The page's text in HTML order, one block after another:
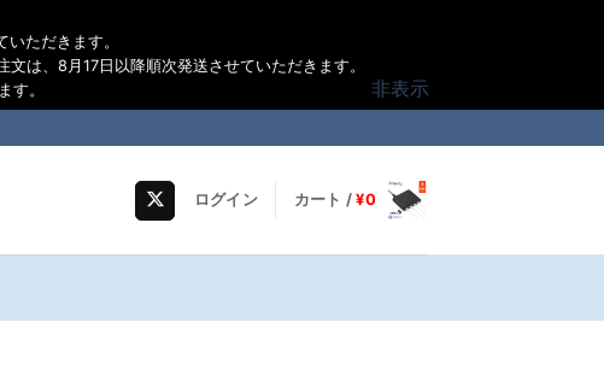
いただきます。
は、8月17日以降順次発送させていただきます。
す。
非表示
ログイン カート /¥0